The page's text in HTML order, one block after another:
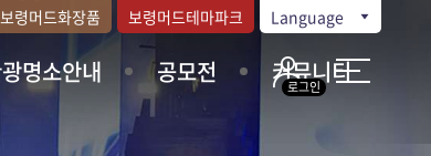
명소안내 공모전 커뮤니티
보령머드화장품 보령머드테마파크 Language
로그인